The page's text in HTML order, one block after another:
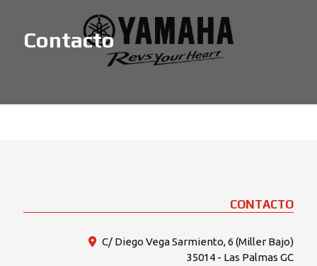
Contacto
CONTACTO
C/ Diego Vega Sarmiento, 6 (Miller Bajo)
35014 - Las Palmas GC